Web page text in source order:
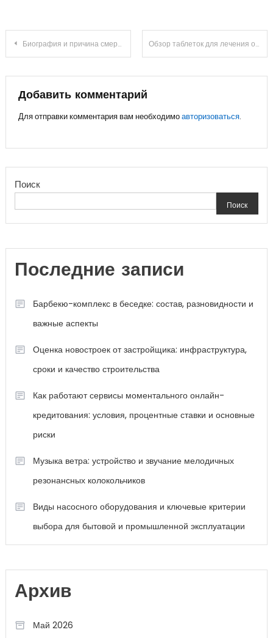
Навигация
по
записям
Биография и причина смерти Пускепалиса Сергея — национальность и особенности Обзор таблеток для лечения от ВПЧ
Добавить комментарий
Для отправки комментария вам необходимоавторизоваться.
Поиск
Поиск
Последние записи
Барбекю-комплекс в беседке: состав, разновидности и
важные аспекты
Оценка новостроек от застройщика: инфраструктура,
сроки и качество строительства
Как работают сервисы моментального онлайн-
кредитования: условия, процентные ставки и основные
риски
Музыка ветра: устройство и звучание мелодичных
резонансных колокольчиков
Виды насосного оборудования и ключевые критерии
выбора для бытовой и промышленной эксплуатации
Архив
Май 2026